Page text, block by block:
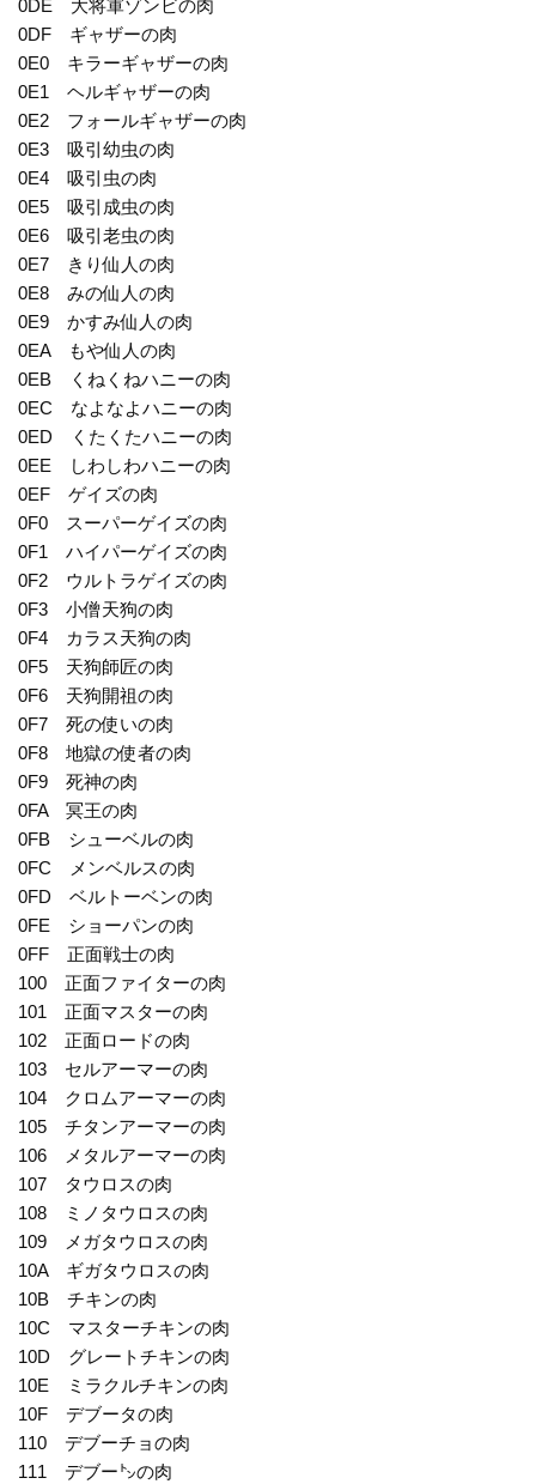
0DE 大将軍ゾンビの肉
0DF ギャザーの肉
0E0 キラーギャザーの肉
0E1 ヘルギャザーの肉
0E2 フォールギャザーの肉
0E3 吸引幼虫の肉
0E4 吸引虫の肉
0E5 吸引成虫の肉
0E6 吸引老虫の肉
0E7 きり仙人の肉
0E8 みの仙人の肉
0E9 かすみ仙人の肉
0EA もや仙人の肉
0EB くねくねハニーの肉
0EC なよなよハニーの肉
0ED くたくたハニーの肉
0EE しわしわハニーの肉
0EF ゲイズの肉
0F0 スーパーゲイズの肉
0F1 ハイパーゲイズの肉
0F2 ウルトラゲイズの肉
0F3 小僧天狗の肉
0F4 カラス天狗の肉
0F5 天狗師匠の肉
0F6 天狗開祖の肉
0F7 死の使いの肉
0F8 地獄の使者の肉
0F9 死神の肉
0FA 冥王の肉
0FB シューベルの肉
0FC メンベルスの肉
0FD ベルトーベンの肉
0FE ショーパンの肉
0FF 正面戦士の肉
100 正面ファイターの肉
101 正面マスターの肉
102 正面ロードの肉
103 セルアーマーの肉
104 クロムアーマーの肉
105 チタンアーマーの肉
106 メタルアーマーの肉
107 タウロスの肉
108 ミノタウロスの肉
109 メガタウロスの肉
10A ギガタウロスの肉
10B チキンの肉
10C マスターチキンの肉
10D グレートチキンの肉
10E ミラクルチキンの肉
10F デブータの肉
110 デブーチョの肉
111 デブー㌧の肉